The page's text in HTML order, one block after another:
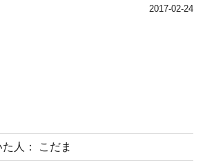
2017-02-24
人： こだま